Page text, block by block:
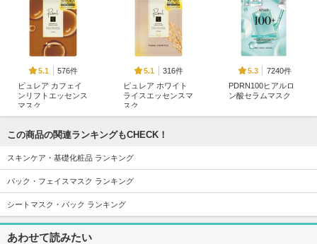
5.1
576件
ピュレア カフェイ
ンリフトエッセンス
マスク
5.1
316件
ピュレア ホワイト
ライスエッセンスマ
スク
5.3
7240件
PDRN100ヒアルロ
ン酸セラムマスク
5.0
436件
ピュレア リジュオ
ンリペアエッセンス
ABC-Gピールウォ
ジェニフィック ア
この商品の関連ランキングもCHECK！
スキンケア・基礎化粧品 ランキング
パック・フェイスマスク ランキング
シートマスク・パック ランキング
あわせて読みたい